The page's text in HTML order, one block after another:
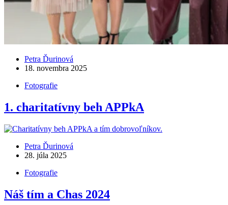
Petra Ďurinová
18. novembra 2025
Fotografie
1. charitatívny beh APPkA
Petra Ďurinová
28. júla 2025
Fotografie
Náš tím a Chas 2024